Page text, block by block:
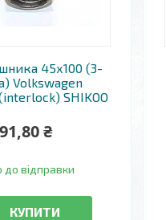
45х100 (3-
Volkswagen
SHIKOO
₴
до відправки
КУПИТИ